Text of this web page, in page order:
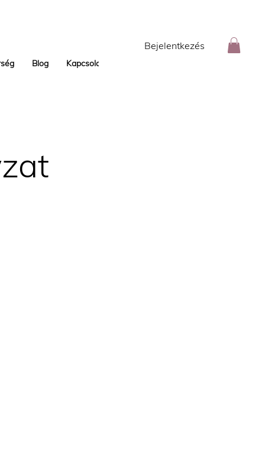
Blog Kapcsolat
Bejelentkezés